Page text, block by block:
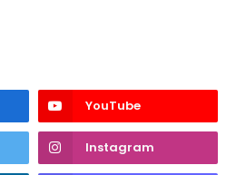
YouTube
Instagram